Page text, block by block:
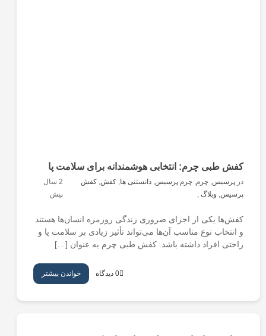
کفش طبی چرم: انتخابی هوشمندانه برای سلامت پا
درپرسیس,چرم,چرم پرسیس,دانستنی ها,کفش,کفش
پرسیس, وبلاگ ,
2 سال
پیش
کفش‌ها یکی از اجزای ضروری زندگی روزمره انسان‌ها هستند
و انتخاب نوع مناسب آن‌ها می‌تواند تأثیر زیادی بر سلامت پا و
راحتی افراد داشته باشد. کفش‌ طبی چرم به عنوان […]
0 دیدگاه خواندن بیشتر